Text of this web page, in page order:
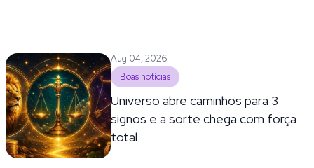
Aug 04, 2026
Boas notícias
Universo abre caminhos para 3
signos e a sorte chega com força
total